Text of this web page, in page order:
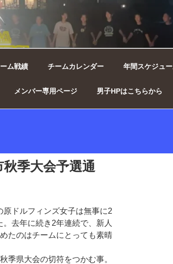
女子 ｜ 千葉県印
ム戦績 チームカレンダー 年間スケジュ
メンバー専用ページ 男子HPはこちらから
季大会予選通
ドルフィンズ女子は無事に2
去年に続き2年連続で、新人
たのはチームにとっても素晴
季県大会の切符をつかむ事。